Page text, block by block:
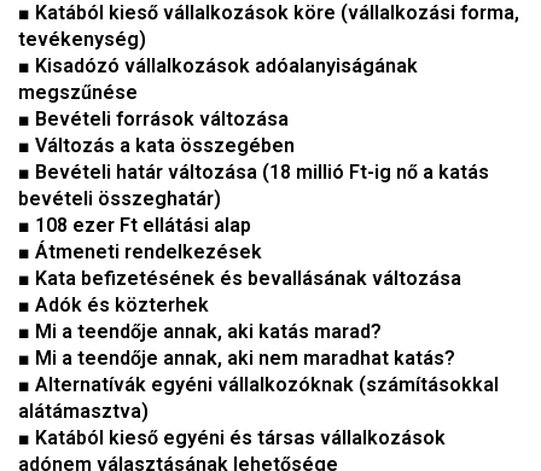
■ Katából kieső vállalkozások köre (vállalkozási forma,
tevékenység)
■ Kisadózó vállalkozások adóalanyiságának
megszűnése
■ Bevételi források változása
■ Változás a kata összegében
■ Bevételi határ változása (18 millió Ft-ig nő a katás
bevételi összeghatár)
■ 108 ezer Ft ellátási alap
■ Átmeneti rendelkezések
■ Kata befizetésének és bevallásának változása
■ Adók és közterhek
■ Mi a teendője annak, aki katás marad?
■ Mi a teendője annak, aki nem maradhat katás?
■ Alternatívák egyéni vállalkozóknak (számításokkal
alátámasztva)
■ Katából kieső egyéni és társas vállalkozások
adónem választásának lehetősége